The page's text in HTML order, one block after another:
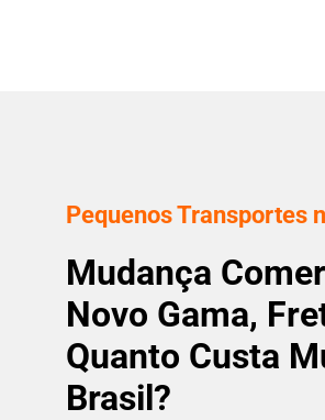
Pequenos Transportes
Mudança
Novo Gama,
Quanto Custa
Brasil?